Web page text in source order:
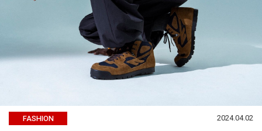
FASHION 2024.04.02